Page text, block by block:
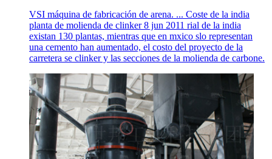
VSI máquina de fabricación de arena. ... Coste de la india
planta de molienda de clinker 8 jun 2011 rial de la india
existan 130 plantas, mientras que en mxico slo representan
una cemento han aumentado, el costo del proyecto de la
carretera se clinker y las secciones de la molienda de carbone.